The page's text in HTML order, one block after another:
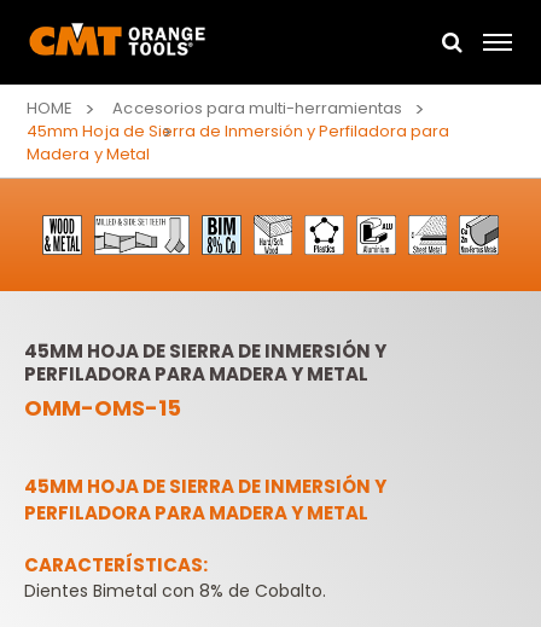
HOME
Accesorios para multi-herramientas
45mm Hoja de Sierra de Inmersión y Perfiladora para
Madera y Metal
45MM HOJA DE SIERRA DE INMERSIÓN Y
PERFILADORA PARA MADERA Y METAL
OMM-OMS-15
45MM HOJA DE SIERRA DE INMERSIÓN Y
PERFILADORA PARA MADERA Y METAL
CARACTERÍSTICAS:
Dientes Bimetal con 8% de Cobalto.